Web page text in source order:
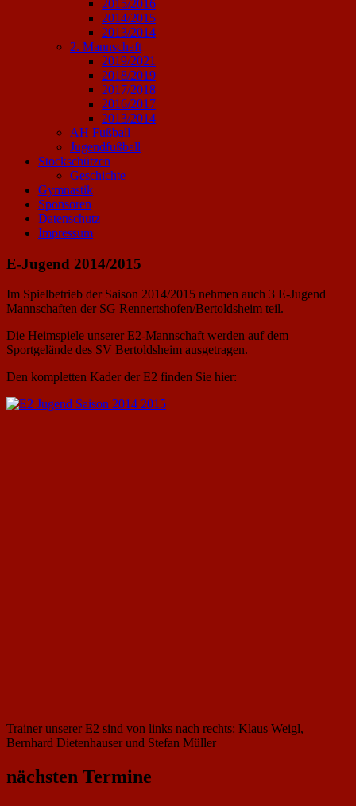
2015/2016
2014/2015
2013/2014
2. Mannschaft
2019/2021
2018/2019
2017/2018
2016/2017
2013/2014
AH Fußball
Jugendfußball
Stockschützen
Geschichte
Gymnastik
Sponsoren
Datenschutz
Impressum
E-Jugend 2014/2015
Im Spielbetrieb der Saison 2014/2015 nehmen auch 3 E-Jugend
Mannschaften der SG Rennertshofen/Bertoldsheim teil.
Die Heimspiele unserer E2-Mannschaft werden auf dem
Sportgelände des SV Bertoldsheim ausgetragen.
Den kompletten Kader der E2 finden Sie hier:
Trainer unserer E2 sind von links nach rechts: Klaus Weigl,
Bernhard Dietenhauser und Stefan Müller
nächsten Termine